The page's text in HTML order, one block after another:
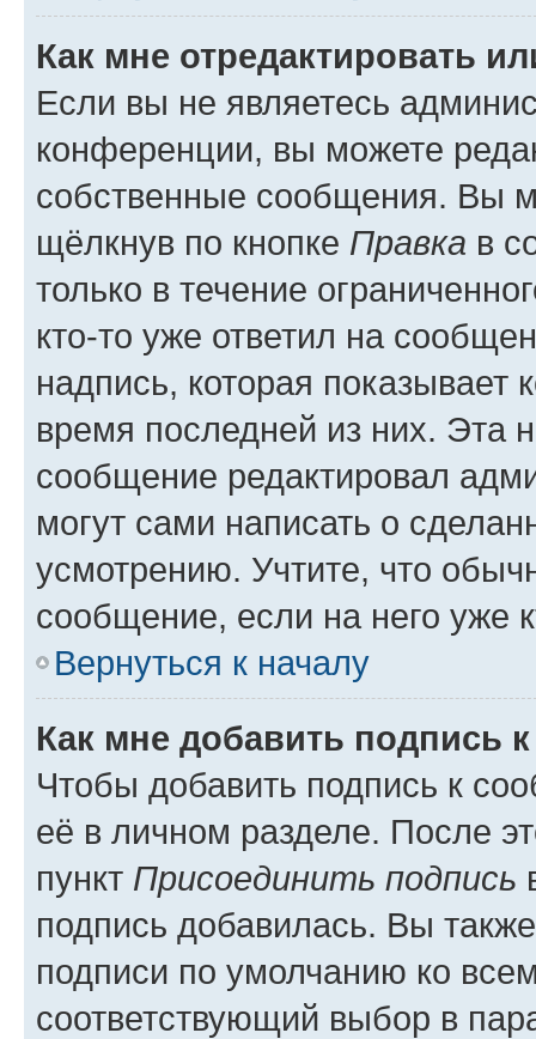
Как мне отредактировать
Если вы не являетесь
конференции, вы можете
собственные сообщения. Вы
щёлкнув по кнопке Правка в
только в течение
кто-то уже ответил на
надпись, которая показывает
время последней из них. Эта
сообщение редактировал
могут сами написать о
усмотрению. Учтите, что
сообщение, если на него уже
Вернуться к началу
Как мне добавить подпись
Чтобы добавить подпись к
её в личном разделе. После
пункт Присоединить подпись
подпись добавилась. Вы
подписи по умолчанию ко
соответствующий выбор в